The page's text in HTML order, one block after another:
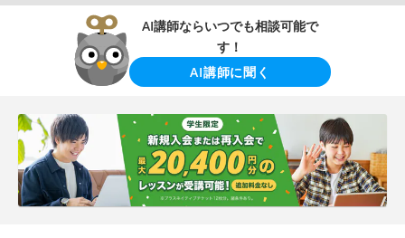
AI講師ならいつでも相談可能で
す！
AI講師に聞く